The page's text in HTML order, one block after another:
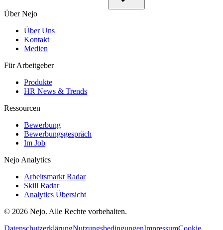
Über Nejo
Über Uns
Kontakt
Medien
Für Arbeitgeber
Produkte
HR News & Trends
Ressourcen
Bewerbung
Bewerbungsgespräch
Im Job
Nejo Analytics
Arbeitsmarkt Radar
Skill Radar
Analytics Übersicht
© 2026 Nejo. Alle Rechte vorbehalten.